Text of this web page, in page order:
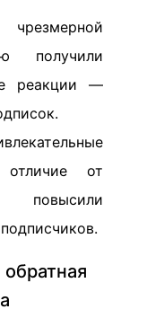
получили
реакции —
от
повысили